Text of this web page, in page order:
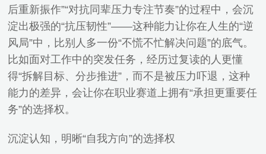
后重新振作”“对抗同辈压力专注节奏”的过程中，会沉
淀出极强的“抗压韧性”——这种能力让你在人生的“逆
风局”中，比别人多一份“不慌不忙解决问题”的底气。
比如面对工作中的突发任务，经历过复读的人更懂
得“拆解目标、分步推进”，而不是被压力吓退，这种
能力的差异，会让你在职业赛道上拥有“承担更重要任
务”的选择权。
沉淀认知，明晰“自我方向”的选择权